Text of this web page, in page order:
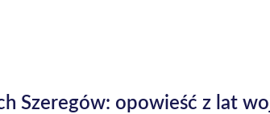
Szeregów: opowieść z lat